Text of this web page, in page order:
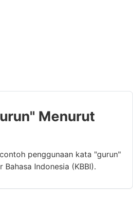
Menurut
penggunaan kata "gurun"
Bahasa Indonesia (KBBI).